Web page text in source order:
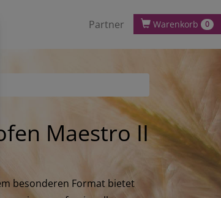
Partner Warenkorb 0
Maestro II
besonderen Format bietet